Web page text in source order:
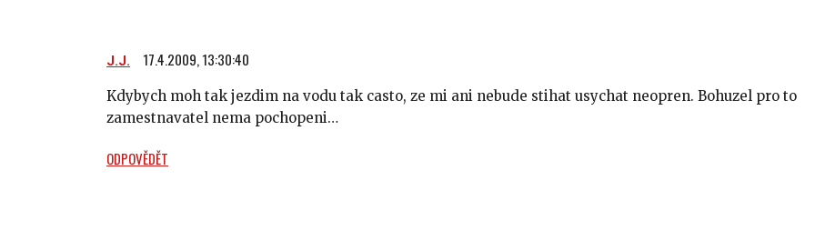
J.J. 17.4.2009, 13:30:40
Kdybych moh tak jezdim na vodu tak casto, ze mi ani nebude stihat usychat neopren. Bohuzel pro to
zamestnavatel nema pochopeni…
ODPOVĚDĚT